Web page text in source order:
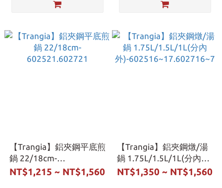
【Trangia】鋁夾鋼平底煎
鍋 22/18cm-
602521.602721
NT$1,215 ~ NT$1,560
【Trangia】鋁夾鋼燉/湯
鍋 1.75L/1.5L/1L(分內
外)-602516~17.602716~7
NT$1,350 ~ NT$1,560